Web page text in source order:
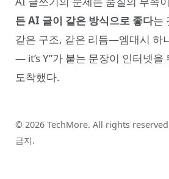
든 AI 글이 같은 방식으로 좋다는
같은 구조, 같은 리듬—엠대시 하
— it’s Y”가 붙는 문장이 인터넷을
도착했다.
© 2026 TechMore. All rights
금지.